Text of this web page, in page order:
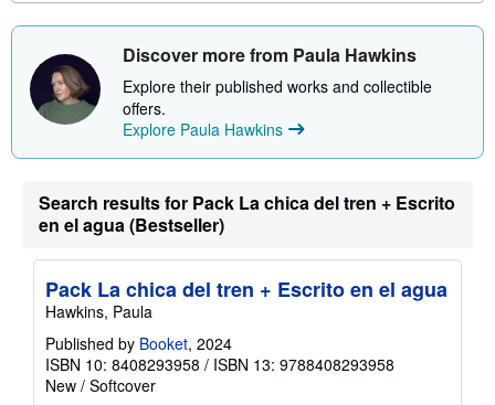
u
s
i
p
n
r
a
s
Discover more from Paula Hawkins
Explore their published works and collectible
offers.
Explore Paula Hawkins
Search results for Pack La chica del tren + Escrito
en el agua (Bestseller)
Pack La chica del tren + Escrito en el agua
Hawkins, Paula
Published by Booket, 2024
ISBN 10: 8408293958 / ISBN 13: 9788408293958
New / Softcover